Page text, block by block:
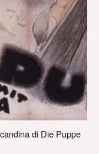
di Die Puppe